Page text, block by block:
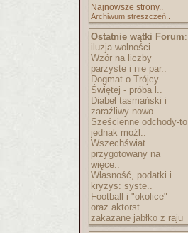
Najnowsze strony..
Archiwum streszczeń..
Ostatnie wątki Forum:
iluzja wolności
Wzór na liczby
parzyste i nie par..
Dogmat o Trójcy
Świętej - próba l..
Diabeł tasmański i
zaraźliwy nowo..
Sześcienne odchody-to
jednak możl..
Wszechświat
przygotowany na
więce..
Własność, podatki i
kryzys: syste..
Football i "okolice"
oraz aktorst..
zakazane jabłko z raju